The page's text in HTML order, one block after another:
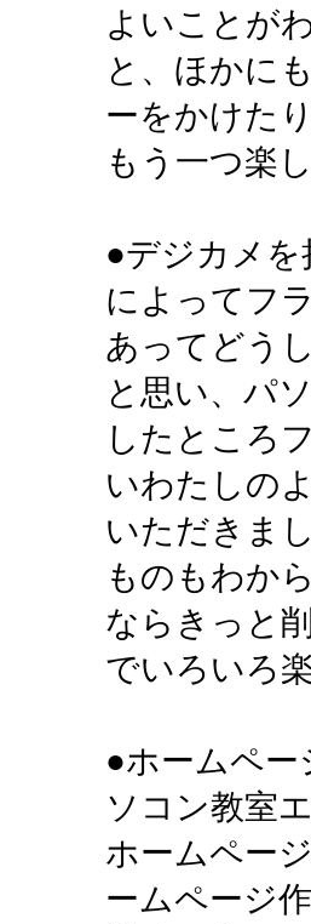
よいことが
と、ほかに
ーをかけた
もう一つ楽
●デジカメ
によってフ
あってどう
と思い、パ
したところ
いわたしの
いただきま
ものもわか
ならきっと
でいろいろ
●ホームペー
ソコン教室
ホームペー
ームページ